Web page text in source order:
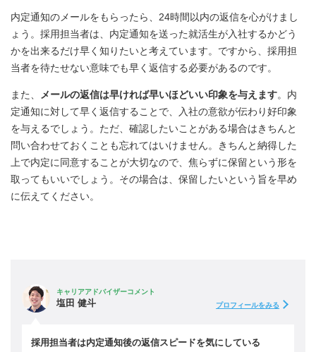
内定通知のメールをもらったら、24時間以内の返信を心がけまし
ょう。採用担当者は、内定通知を送った就活生が入社するかどう
かを出来るだけ早く知りたいと考えています。ですから、採用担
当者を待たせない意味でも早く返信する必要があるのです。
また、 メールの返信は早ければ早いほどいい印象を与えます。内
定通知に対して早く返信することで、入社の意欲が伝わり好印象
を与えるでしょう。ただ、確認したいことがある場合はきちんと
問い合わせておくことも忘れてはいけません。きちんと納得した
上で内定に同意することが大切なので、焦らずに保留という形を
取ってもいいでしょう。その場合は、保留したいという旨を早め
に伝えてください。
キャリアアドバイザーコメント
塩田 健斗 プロフィールをみる
採用担当者は内定通知後の返信スピードを気にしている